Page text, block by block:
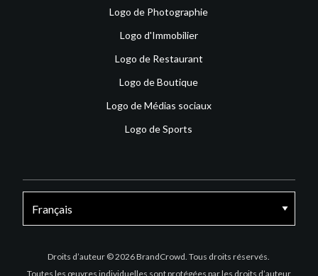
Logo de Photographie
Logo d'Immobilier
Logo de Restaurant
Logo de Boutique
Logo de Médias sociaux
Logo de Sports
Droits d’auteur © 2026 BrandCrowd. Tous droits réservés.
Toutes les œuvres individuelles sont protégées par les droits d’auteur